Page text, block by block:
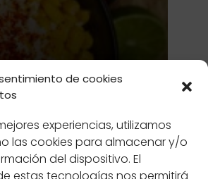
de cookies
experiencias, utilizamos
las cookies para almacenar y/o
del dispositivo. El
sabor